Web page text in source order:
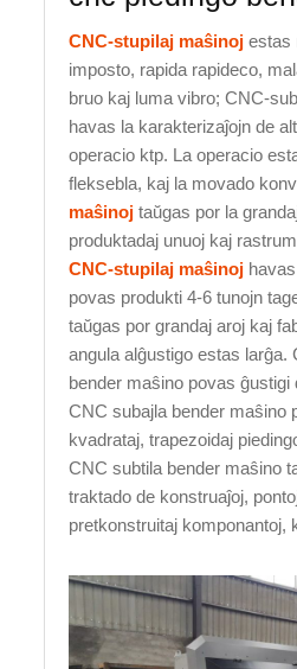
CNC-stupilaj maŝinoj estas
imposto, rapida rapideco,
bruo kaj luma vibro; CNC-
havas la karakterizaĵojn de
operacio ktp. La operacio
fleksebla, kaj la movado
maŝinoj taŭgas por la
produktadaj unuoj kaj
CNC-stupilaj maŝinoj
povas produkti 4-6 tunojn
taŭgas por grandaj aroj kaj
angula alĝustigo estas larĝa.
bender maŝino povas ĝustigi
CNC subajla bender maŝino
kvadrataj, trapezoidaj
CNC subtila bender maŝino
traktado de konstruaĵoj,
pretkonstruitaj komponantoj,